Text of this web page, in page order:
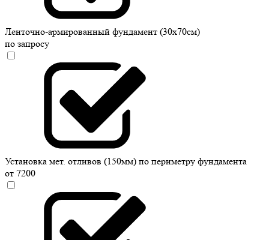
Ленточно-армированный фундамент (30х70см)
по запросу
Установка мет. отливов (150мм) по периметру фундамента
от 7200